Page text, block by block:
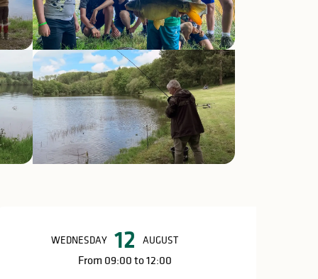
hours
WEDNESDAY 12 AUGUST
From 09:00 to 12:00